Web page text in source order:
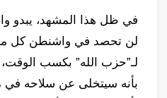
في ظل هذا المشهد، يبدو
لن تحصد في واشنطن كل
لـ”حزب الله” بكسب
بأنه سيتخلى عن سلاحه في